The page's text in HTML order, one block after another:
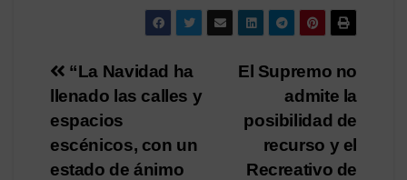
Navegación
de
entradas
El Supremo no
admite la
posibilidad de
recurso y el
Recreativo de
“La Navidad ha
llenado las calles y
espacios
escénicos, con un
estado de ánimo